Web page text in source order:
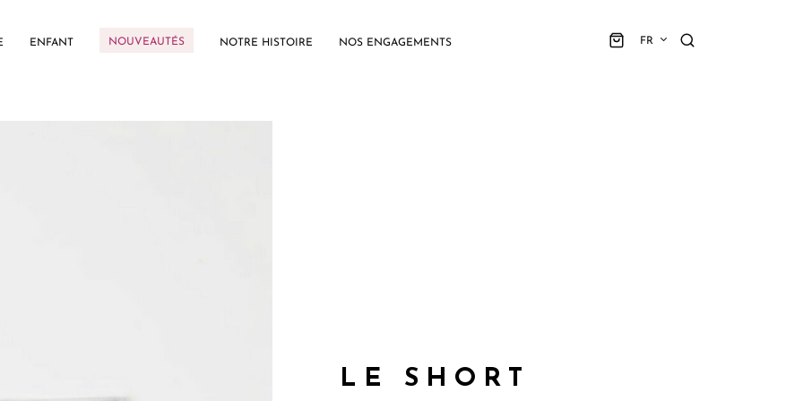
ENFANT NOUVEAUTÉS NOTRE HISTOIRE NOS ENGAGEMENTS FR
LE SHORT